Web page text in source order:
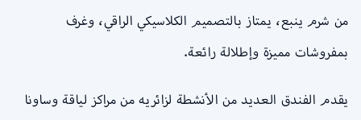
من شرم ينبع، يمتاز بالتصميم الكلاسيكي الراقي، وغرف
بمفروشات مميزة وإطلالة رائعة.
يقدم الفندق العديد من الأنشطة لزائريه من مراكز لياقة وساونا